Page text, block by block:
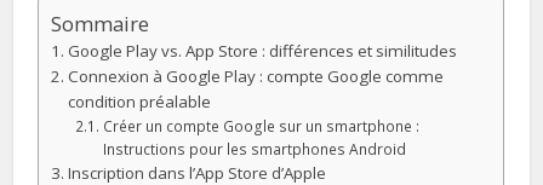
Sommaire
Google Play vs. App Store : différences et similitudes
Connexion à Google Play : compte Google comme
condition préalable
Créer un compte Google sur un smartphone :
Instructions pour les smartphones Android
Inscription dans l’App Store d’Apple